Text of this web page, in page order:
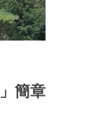
簡章